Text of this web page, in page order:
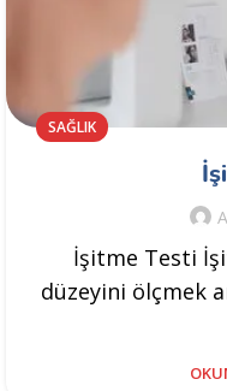
SAĞLIK
İşitme Testi
düzeyini ölçmek